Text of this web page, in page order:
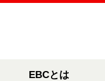
EBCとは